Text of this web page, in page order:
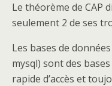
Le théorème de CAP
seulement 2 de ses
Les bases de
mysql) sont des
rapide d’accès et